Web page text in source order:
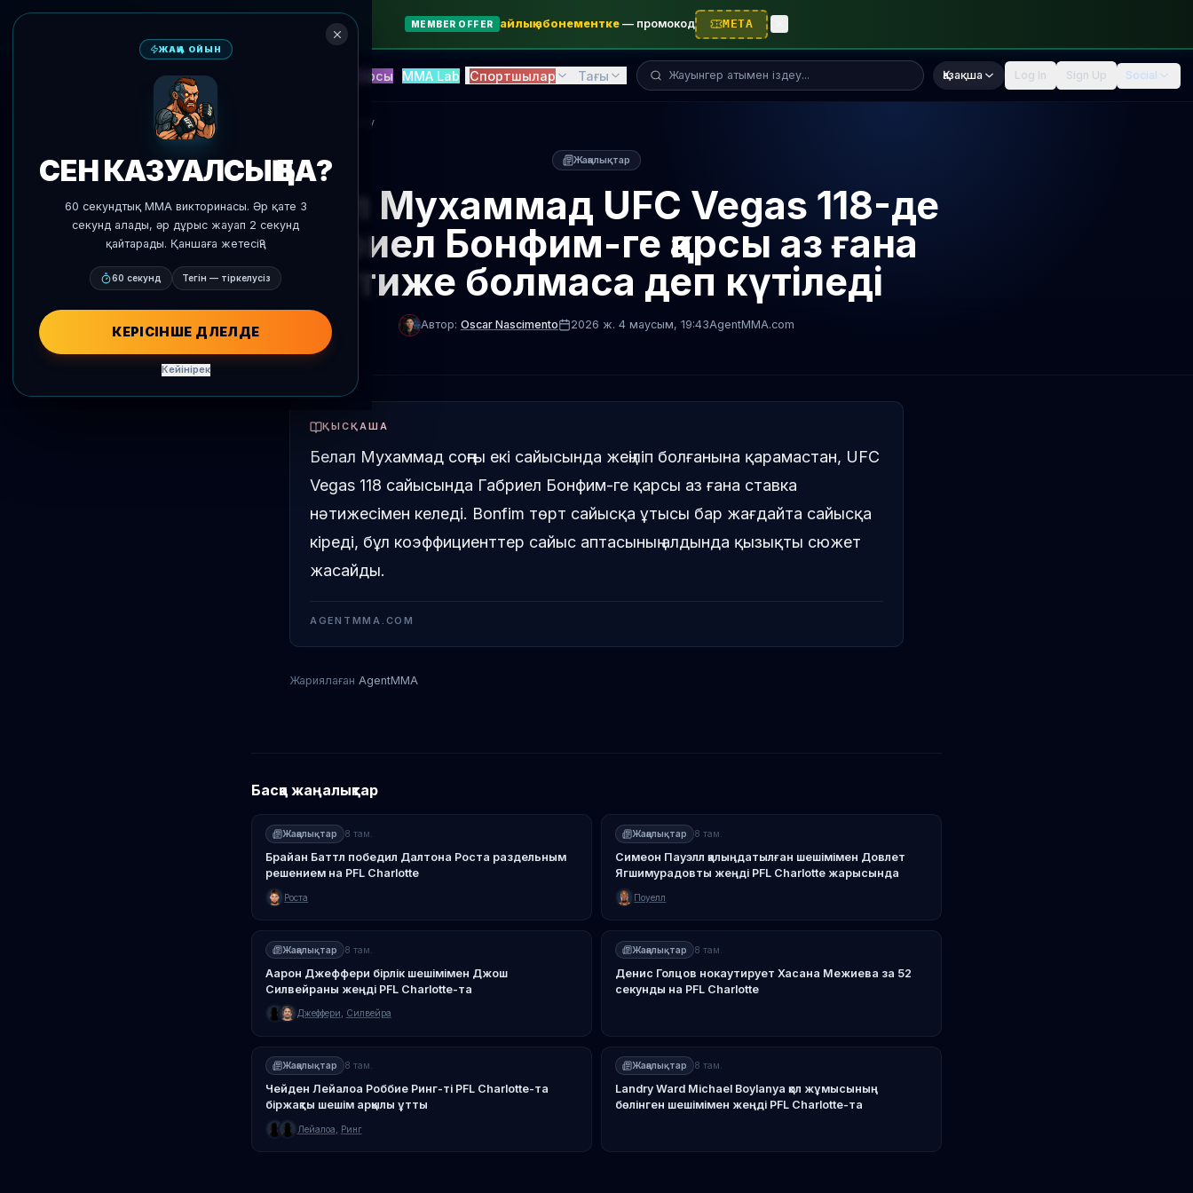
MEMBER OFFER айлық абонементке — промокод META
ЖИ Болжамдар Блиц Қарсы MMA Lab Спортшылар Тағы Жауынгерді іздеу... Қазақша Log In Sign Up Social
Жаңалықтарға оралу
Жаңалықтар
Белал Мухаммад UFC Vegas 118-де
Габриел Бонфим-ге қарсы аз ғана
нәтиже болмаса деп күтіледі
Автор: Oscar Nascimento 2026 ж. 4 маусым, 19:43AgentMMA.com
ҚЫСҚАША
Белал Мухаммад соңғы екі сайысында жеңіліп болғанына қарамастан, UFC
Vegas 118 сайысында Габриел Бонфим-ге қарсы аз ғана ставка
нәтижесімен келеді. Bonfim төрт сайысқа ұтысы бар жағдайта сайысқа
кіреді, бұл коэффициенттер сайыс аптасының алдында қызықты сюжет
жасайды.
AGENTMMA.COM
Жариялаған AgentMMA
Басқа жаңалықтар
Жаңалықтар 8 там.
Брайан Баттл победил Далтона Роста раздельным
решением на PFL Charlotte
Роста
Жаңалықтар 8 там.
Симеон Пауэлл қалыңдатылған шешімімен Довлет
Ягшимурадовты жеңді PFL Charlotte жарысында
Поуелл
Жаңалықтар 8 там.
Аарон Джеффери бірлік шешімімен Джош
Силвейраны жеңді PFL Charlotte-та
Джеффери Силвейра
Жаңалықтар 8 там.
Денис Голцов нокаутирует Хасана Межиева за 52
секунды на PFL Charlotte
Жаңалықтар 8 там.
Чейден Лейалоа Роббие Ринг-ті PFL Charlotte-та
біржақты шешім арқылы ұтты
Лейалоа Ринг
Жаңалықтар 8 там.
Landry Ward Michael Boylanya қол жұмысының
бөлінген шешімімен жеңді PFL Charlotte-та
ЖАҢА ОЙЫН
СЕН КАЗУАЛСЫҢ БА?
60 секундтық MMA викторинасы. Әр қате 3
секунд алады, әр дұрыс жауап 2 секунд
қайтарады. Қаншаға жетесің?
60 секунд Тегін — тіркелусіз
КЕРІСІНШЕ ДӘЛЕЛДЕ
Кейінірек